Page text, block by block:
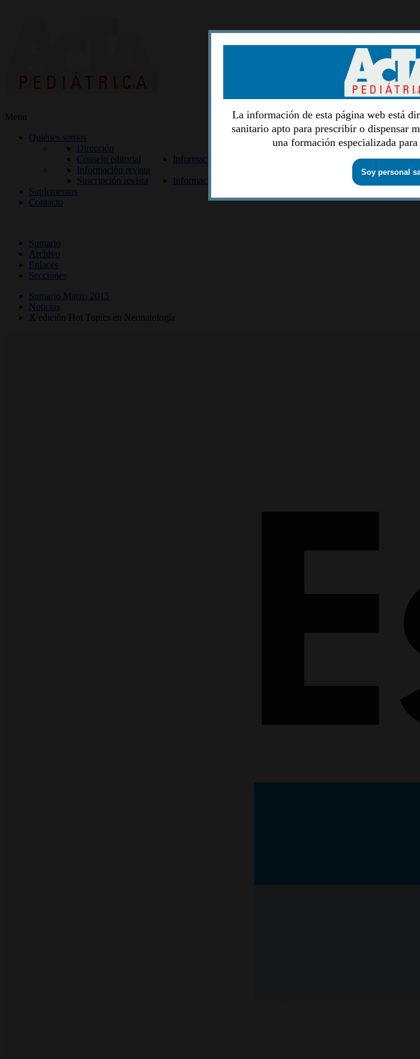
Menu
Quiénes somos
Dirección
Consejo editorial
Información lectores
Información revista
Suscripción revista
Información autores
Suplementos
Contacto
Sumario
Archivo
Enlaces
Secciones
Sumario Marzo 2015
Noticias
X edición Hot Topics en Neonatología
La información de esta página web está
sanitario apto para prescribir o dispensar
una formación especializada
Soy personal